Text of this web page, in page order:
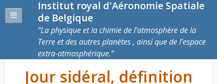
Institut royal d'Aéronomie Spatiale
de Belgique
La physique et la chimie de l’atmosphère de la
Terre et des autres planètes , ainsi que de l’espace
extra-atmosphérique.
Jour sidéral, définition